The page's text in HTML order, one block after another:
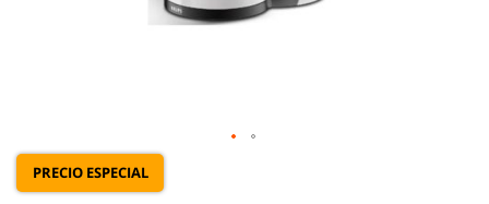
PRECIO ESPECIAL
Saltar
al